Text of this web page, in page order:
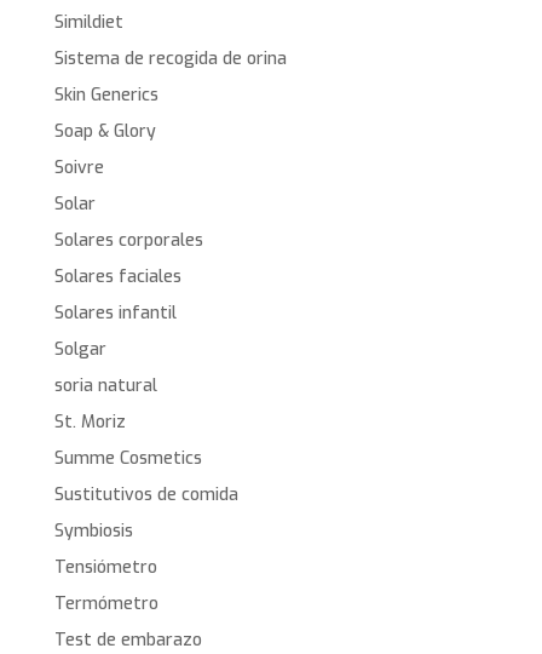
Simildiet
Sistema de recogida de orina
Skin Generics
Soap & Glory
Soivre
Solar
Solares corporales
Solares faciales
Solares infantil
Solgar
soria natural
St. Moriz
Summe Cosmetics
Sustitutivos de comida
Symbiosis
Tensiómetro
Termómetro
Test de embarazo